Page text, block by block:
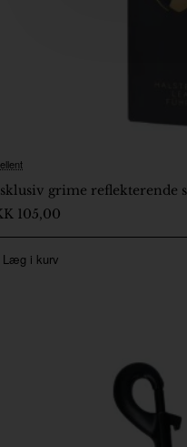
2-5 Dagegrime reflekterende
105,00
Læg i kurv